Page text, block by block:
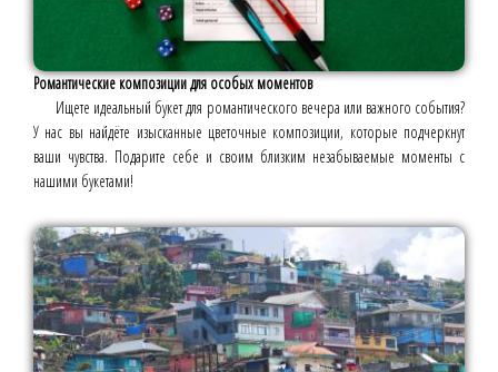
Романтические композиции для особых моментов
Ищете идеальный букет для романтического вечера или важного события?
У нас вы найдёте изысканные цветочные композиции, которые подчеркнут
ваши чувства. Подарите себе и своим близким незабываемые моменты с
нашими букетами!